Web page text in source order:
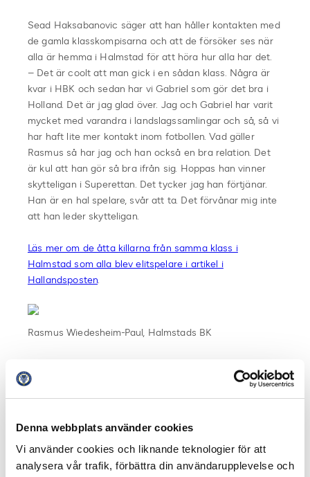
Denna webbplats använder cookies
Vi använder cookies och liknande teknologier för att
analysera vår trafik, förbättra din användarupplevelse och
Sead Haksabanovic säger att han håller kontakten med
de gamla klasskompisarna och att de försöker ses när
alla är hemma i Halmstad för att höra hur alla har det.
– Det är coolt att man gick i en sådan klass. Några är
kvar i HBK och sedan har vi Gabriel som gör det bra i
Holland. Det är jag glad över. Jag och Gabriel har varit
mycket med varandra i landslagssamlingar och så, så vi
har haft lite mer kontakt inom fotbollen. Vad gäller
Rasmus så har jag och han också en bra relation. Det
är kul att han gör så bra ifrån sig. Hoppas han vinner
skytteligan i Superettan. Det tycker jag han förtjänar.
Han är en hal spelare, svår att ta. Det förvånar mig inte
att han leder skytteligan.
Läs mer om de åtta killarna från samma klass i
Halmstad som alla blev elitspelare i artikel i
Hallandsposten.
Rasmus Wiedesheim-Paul, Halmstads BK
Utmärkelsen Månadens Spelare i Allsvenskan och i
Superettan utses avSvensk Elitfotbolltillsammans
spelare i Allsvenskan och en spelare i Superettan som
gjort bäst bestående sportsliga avtryck under den
senaste månaden.